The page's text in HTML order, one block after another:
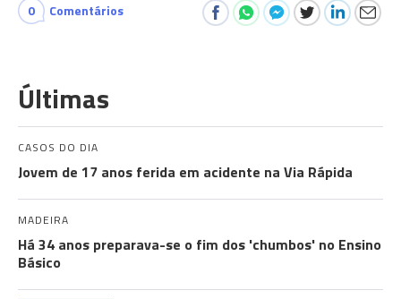
0 Comentários
Últimas
CASOS DO DIA
Jovem de 17 anos ferida em acidente na Via Rápida
MADEIRA
Há 34 anos preparava-se o fim dos 'chumbos' no Ensino
Básico